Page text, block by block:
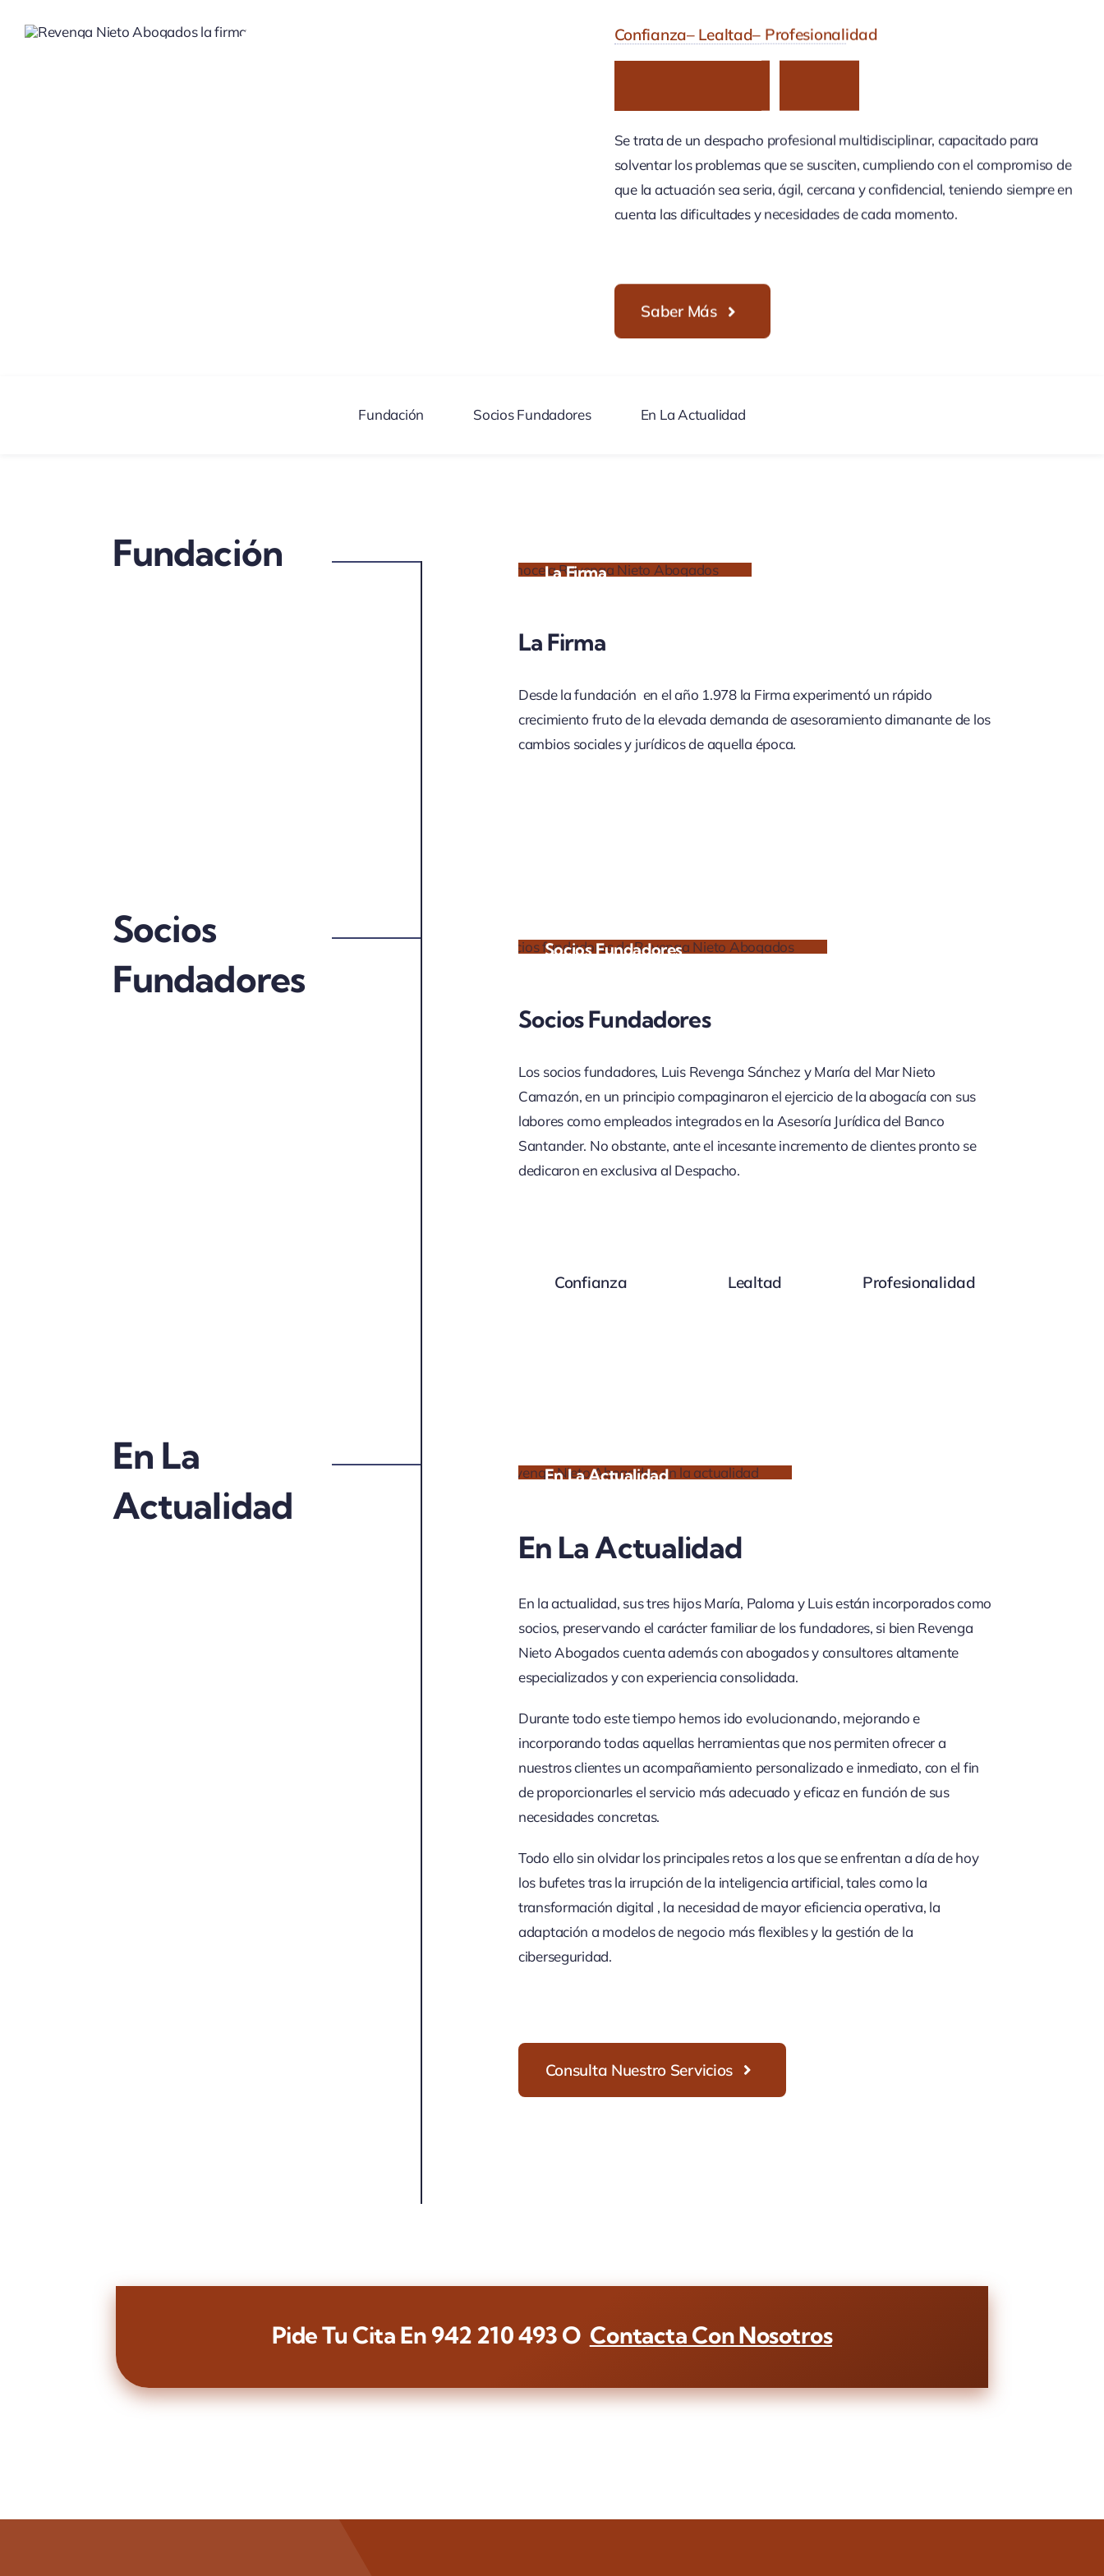
Confianza– Lealtad– Profesionalidad
Se trata de un despacho profesional multidisciplinar, capacitado para
solventar los problemas que se susciten, cumpliendo con el compromiso de
que la actuación sea seria, ágil, cercana y confidencial, teniendo siempre en
cuenta las dificultades y necesidades de cada momento.
Saber Más
Fundación Socios Fundadores En La Actualidad
Fundación La Firma
La Firma
Desde la fundación en el año 1.978 la Firma experimentó un rápido
crecimiento fruto de la elevada demanda de asesoramiento dimanante de los
cambios sociales y jurídicos de aquella época.
Socios
Fundadores
Socios Fundadores
Socios Fundadores
Los socios fundadores, Luis Revenga Sánchez y María del Mar Nieto
Camazón, en un principio compaginaron el ejercicio de la abogacía con sus
labores como empleados integrados en la Asesoría Jurídica del Banco
Santander. No obstante, ante el incesante incremento de clientes pronto se
dedicaron en exclusiva al Despacho.
Confianza Lealtad Profesionalidad
En La
Actualidad
En La Actualidad
En La Actualidad
En la actualidad, sus tres hijos María, Paloma y Luis están incorporados como
socios, preservando el carácter familiar de los fundadores, si bien Revenga
Nieto Abogados cuenta además con abogados y consultores altamente
especializados y con experiencia consolidada.
Durante todo este tiempo hemos ido evolucionando, mejorando e
incorporando todas aquellas herramientas que nos permiten ofrecer a
nuestros clientes un acompañamiento personalizado e inmediato, con el fin
de proporcionarles el servicio más adecuado y eficaz en función de sus
necesidades concretas.
Todo ello sin olvidar los principales retos a los que se enfrentan a día de hoy
los bufetes tras la irrupción de la inteligencia artificial, tales como la
transformación digital , la necesidad de mayor eficiencia operativa, la
adaptación a modelos de negocio más flexibles y la gestión de la
ciberseguridad.
Consulta Nuestro Servicios
Pide Tu Cita En 942 210 493 O Contacta Con Nosotros